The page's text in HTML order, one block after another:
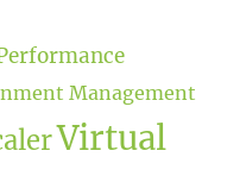
Management
Virtual